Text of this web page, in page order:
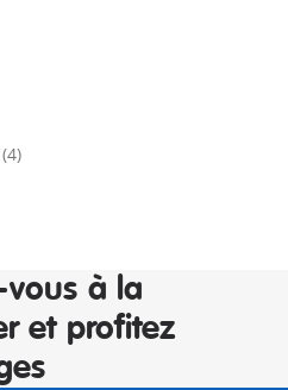
(4)
à la
et profitez